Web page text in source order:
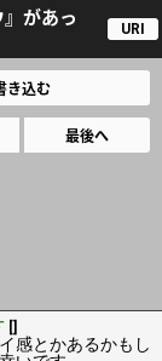
があっ
URI
き込む
最後へ
[]
感とかあるかもし